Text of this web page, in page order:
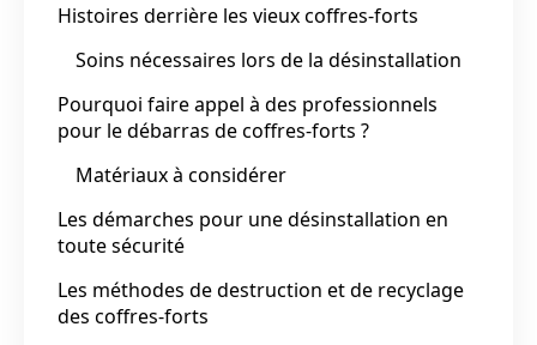
Histoires derrière les vieux coffres-forts
Soins nécessaires lors de la désinstallation
Pourquoi faire appel à des professionnels
pour le débarras de coffres-forts ?
Matériaux à considérer
Les démarches pour une désinstallation en
toute sécurité
Les méthodes de destruction et de recyclage
des coffres-forts